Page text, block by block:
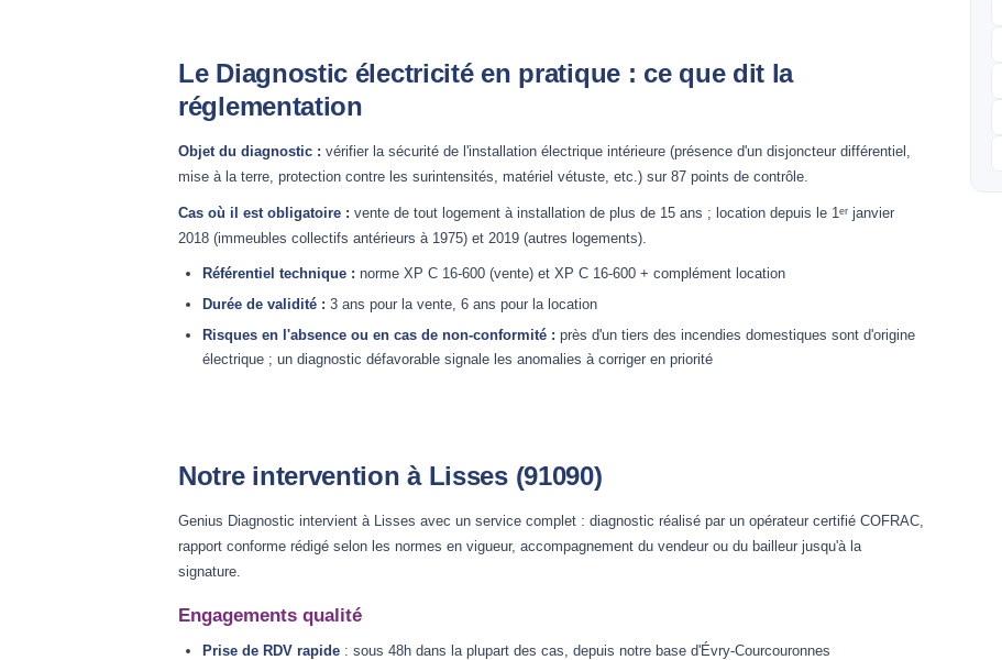
Le Diagnostic électricité en pratique : ce que dit la
réglementation
Objet du diagnostic : vérifier la sécurité de l'installation électrique intérieure (présence d'un disjoncteur différentiel,
mise à la terre, protection contre les surintensités, matériel vétuste, etc.) sur 87 points de contrôle.
Cas où il est obligatoire : vente de tout logement à installation de plus de 15 ans ; location depuis le 1ᵉʳ janvier
2018 (immeubles collectifs antérieurs à 1975) et 2019 (autres logements).
Référentiel technique : norme XP C 16-600 (vente) et XP C 16-600 + complément location
Durée de validité : 3 ans pour la vente, 6 ans pour la location
Risques en l'absence ou en cas de non-conformité : près d'un tiers des incendies domestiques sont d'origine
électrique ; un diagnostic défavorable signale les anomalies à corriger en priorité
Notre intervention à Lisses (91090)
Genius Diagnostic intervient à Lisses avec un service complet : diagnostic réalisé par un opérateur certifié COFRAC,
rapport conforme rédigé selon les normes en vigueur, accompagnement du vendeur ou du bailleur jusqu'à la
signature.
Engagements qualité
Prise de RDV rapide : sous 48h dans la plupart des cas, depuis notre base d'Évry-Courcouronnes